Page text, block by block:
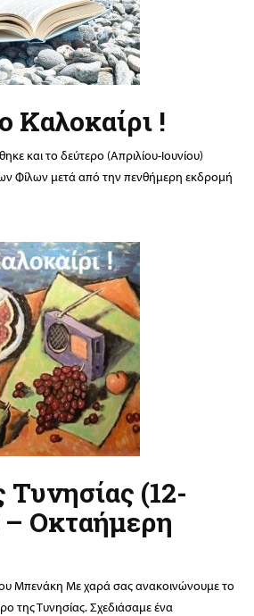
Καλοκαίρι !
και το δεύτερο (Απριλίου-Ιουνίου)
Φίλων μετά από την πενθήμερη εκδρομή
Τυνησίας (12-
– Οκταήμερη
Μπενάκη Με χαρά σας ανακοινώνουμε το
της Τυνησίας. Σχεδιάσαμε ένα